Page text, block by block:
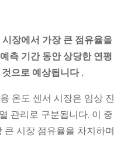
장에서 가장 큰 점유율을
측 기간 동안 상당한 연평
으로 예상됩니다 .
온도 센서 시장은 임상 진
관리로 구분됩니다. 이 중
시장 점유율을 차지하며